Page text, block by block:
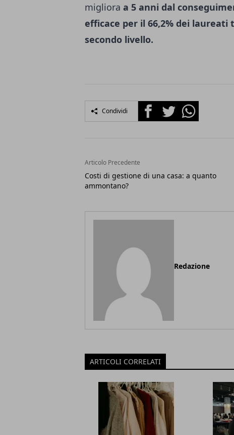
migliora a 5 anni dal
efficace per il 66,2% dei
secondo livello.
Condividi FacebookTwitterWhatsapp
Articolo Precedente
Costi di gestione di una casa: a quanto
ammontano?
Redazione
ARTICOLI CORRELATI